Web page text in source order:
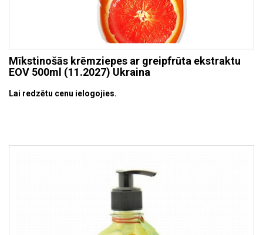
Mīkstinošās krēmziepes ar greipfrūta ekstraktu
EOV 500ml (11.2027) Ukraina
Lai redzētu cenu ielogojies.